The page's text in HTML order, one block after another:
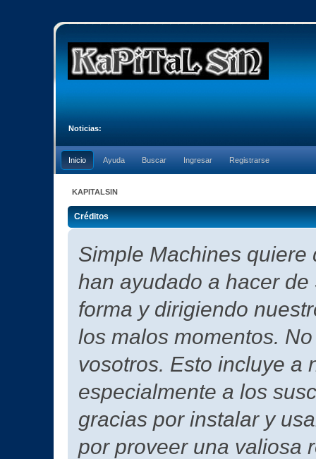
Noticias:
Inicio Ayuda Buscar Ingresar Registrarse
KAPITALSIN
Créditos
Simple Machines
han ayudado a hacer
forma y dirigiendo
los malos momentos.
vosotros. Esto incluye a
especialmente a los
gracias por instalar y
por proveer una valiosa